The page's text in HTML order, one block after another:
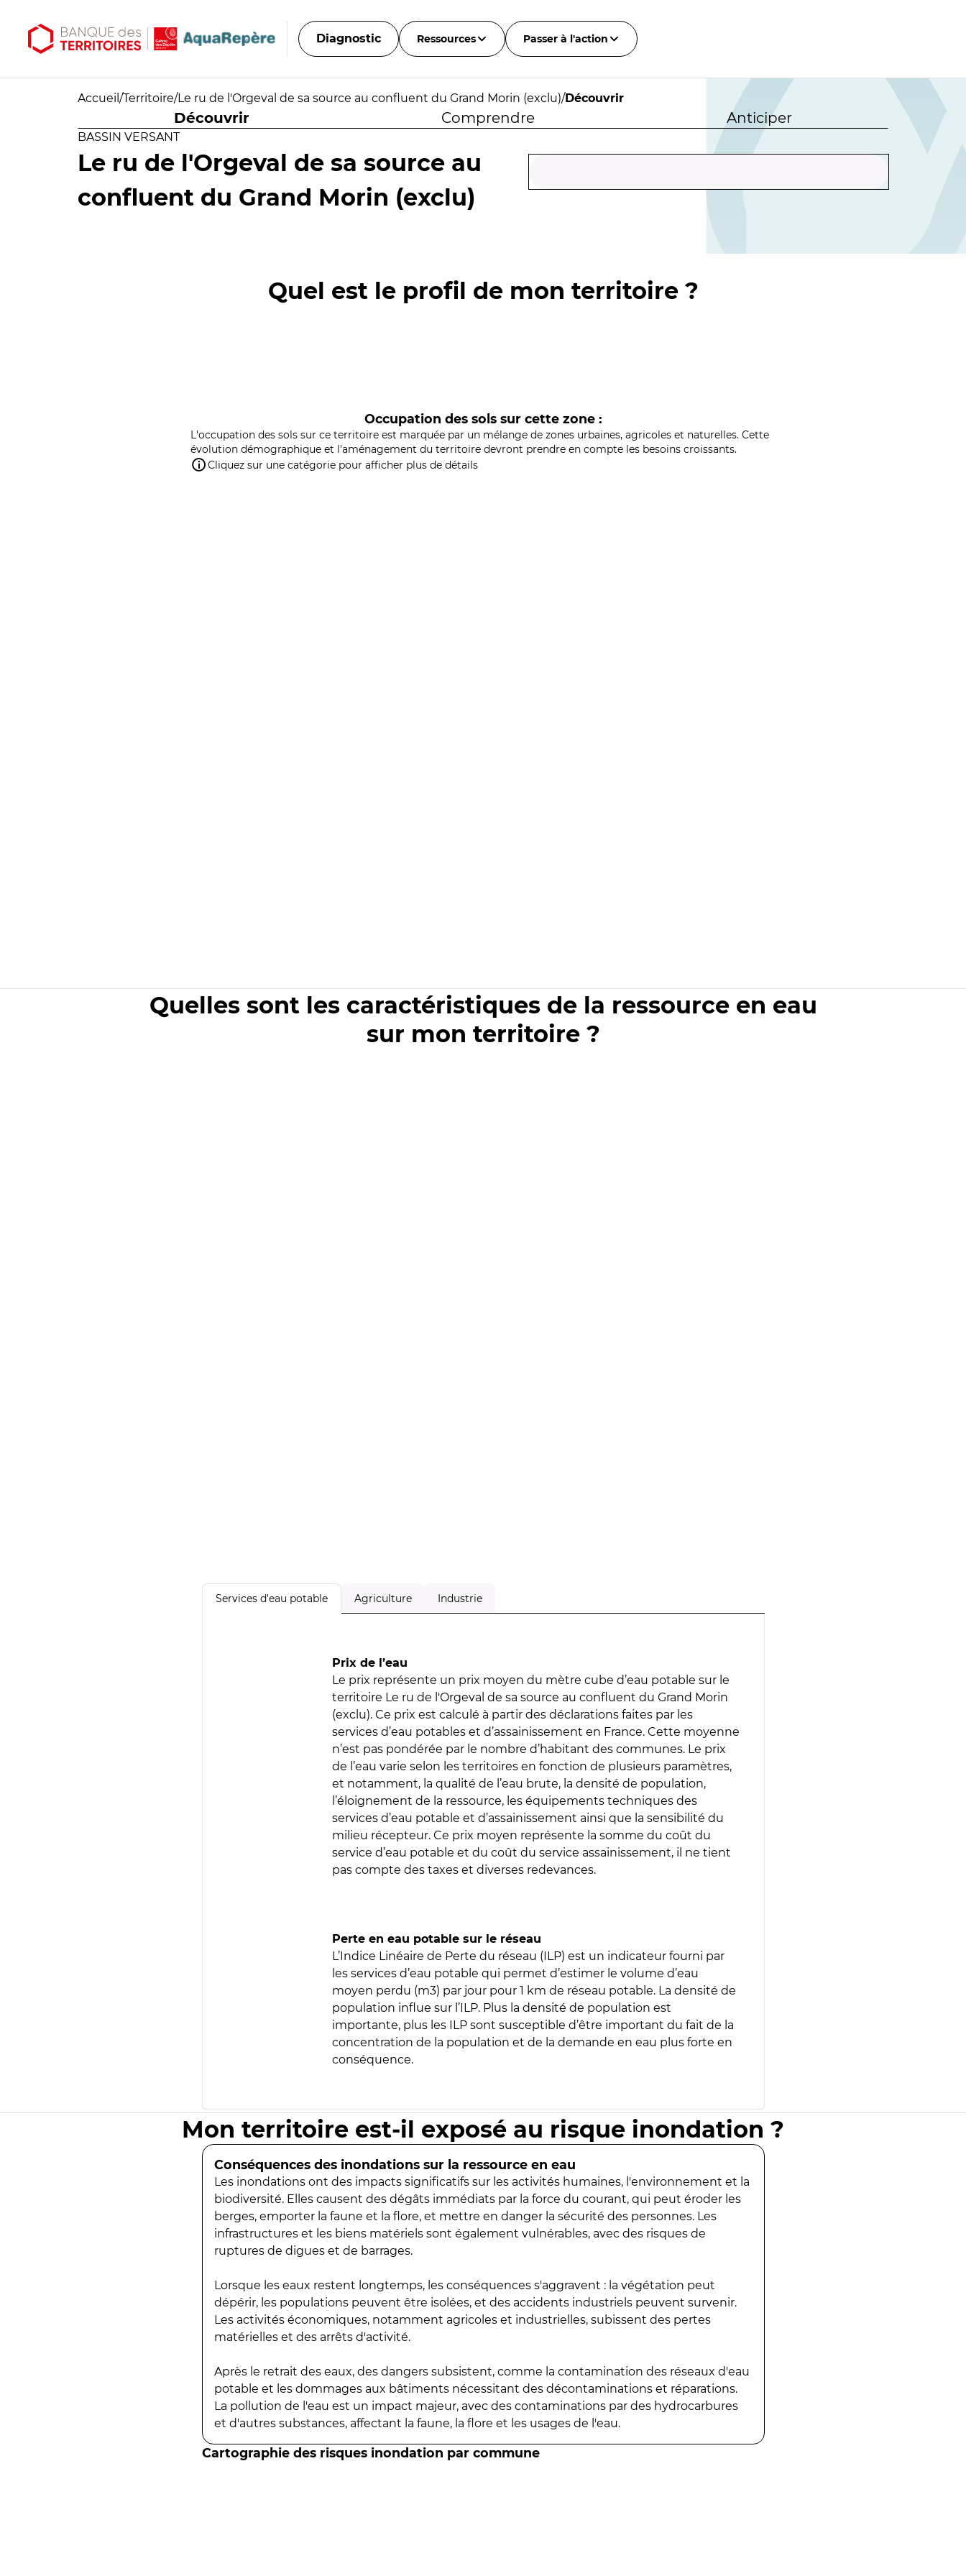
Diagnostic Ressources Passer à l'action
Accueil /Territoire/Le ru de l'Orgeval de sa source au confluent du Grand Morin (exclu)/Découvrir
Découvrir Comprendre Anticiper
BASSIN VERSANT
Le ru de l'Orgeval de sa source au
confluent du Grand Morin (exclu)
Quel est le profil de mon territoire ?
Occupation des sols sur cette zone :
L'occupation des sols sur ce territoire est marquée par un mélange de zones urbaines, agricoles et naturelles. Cette
évolution démographique et l'aménagement du territoire devront prendre en compte les besoins croissants.
Cliquez sur une catégorie pour afficher plus de détails
Quelles sont les caractéristiques de la ressource en eau
sur mon territoire ?
Services d'eau potable Agriculture Industrie
Prix de l’eau
Le prix représente un prix moyen du mètre cube d’eau potable sur le
territoire Le ru de l'Orgeval de sa source au confluent du Grand Morin
(exclu). Ce prix est calculé à partir des déclarations faites par les
services d’eau potables et d’assainissement en France. Cette moyenne
n’est pas pondérée par le nombre d’habitant des communes. Le prix
de l’eau varie selon les territoires en fonction de plusieurs paramètres,
et notamment, la qualité de l’eau brute, la densité de population,
l’éloignement de la ressource, les équipements techniques des
services d’eau potable et d’assainissement ainsi que la sensibilité du
milieu récepteur. Ce prix moyen représente la somme du coût du
service d’eau potable et du coût du service assainissement, il ne tient
pas compte des taxes et diverses redevances.
Perte en eau potable sur le réseau
L’Indice Linéaire de Perte du réseau (ILP) est un indicateur fourni par
les services d’eau potable qui permet d’estimer le volume d’eau
moyen perdu (m3) par jour pour 1 km de réseau potable. La densité de
population influe sur l’ILP. Plus la densité de population est
importante, plus les ILP sont susceptible d’être important du fait de la
concentration de la population et de la demande en eau plus forte en
conséquence.
Mon territoire est-il exposé au risque inondation ?
Conséquences des inondations sur la ressource en eau
Les inondations ont des impacts significatifs sur les activités humaines, l'environnement et la
biodiversité. Elles causent des dégâts immédiats par la force du courant, qui peut éroder les
berges, emporter la faune et la flore, et mettre en danger la sécurité des personnes. Les
infrastructures et les biens matériels sont également vulnérables, avec des risques de
ruptures de digues et de barrages.
Lorsque les eaux restent longtemps, les conséquences s'aggravent : la végétation peut
dépérir, les populations peuvent être isolées, et des accidents industriels peuvent survenir.
Les activités économiques, notamment agricoles et industrielles, subissent des pertes
matérielles et des arrêts d'activité.
Après le retrait des eaux, des dangers subsistent, comme la contamination des réseaux d'eau
potable et les dommages aux bâtiments nécessitant des décontaminations et réparations.
La pollution de l'eau est un impact majeur, avec des contaminations par des hydrocarbures
et d'autres substances, affectant la faune, la flore et les usages de l'eau.
Cartographie des risques inondation par commune